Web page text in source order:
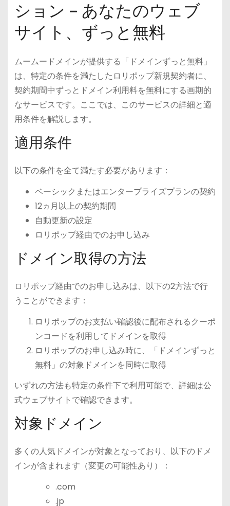
ション – あなたのウェブ
サイト、ずっと無料
ムームードメインが提供する「ドメインずっと無料」
は、特定の条件を満たしたロリポップ新規契約者に、
契約期間中ずっとドメイン利用料を無料にする画期的
なサービスです。ここでは、このサービスの詳細と適
用条件を解説します。
適用条件
以下の条件を全て満たす必要があります：
ベーシックまたはエンタープライズプランの契約
12ヵ月以上の契約期間
自動更新の設定
ロリポップ経由でのお申し込み
ドメイン取得の方法
ロリポップ経由でのお申し込みは、以下の2方法で行
うことができます：
ロリポップのお支払い確認後に配布されるクーポ
ンコードを利用してドメインを取得
ロリポップのお申し込み時に、「ドメインずっと
無料」の対象ドメインを同時に取得
いずれの方法も特定の条件下で利用可能で、詳細は公
式ウェブサイトで確認できます。
対象ドメイン
多くの人気ドメインが対象となっており、以下のドメ
インが含まれます（変更の可能性あり）：
.com
.jp